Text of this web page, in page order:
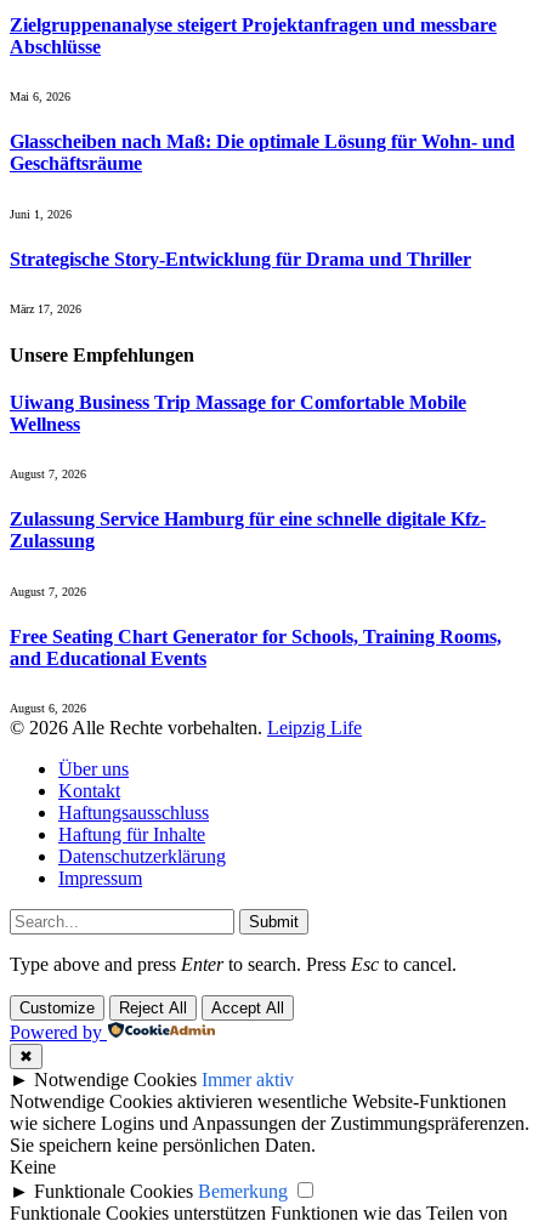
Zielgruppenanalyse steigert Projektanfragen und messbare
Abschlüsse
Mai 6, 2026
Glasscheiben nach Maß: Die optimale Lösung für Wohn- und
Geschäftsräume
Juni 1, 2026
Strategische Story-Entwicklung für Drama und Thriller
März 17, 2026
Unsere Empfehlungen
Uiwang Business Trip Massage for Comfortable Mobile
Wellness
August 7, 2026
Zulassung Service Hamburg für eine schnelle digitale Kfz-
Zulassung
August 7, 2026
Free Seating Chart Generator for Schools, Training Rooms,
and Educational Events
August 6, 2026
© 2026 Alle Rechte vorbehalten. Leipzig Life
Über uns
Kontakt
Haftungsausschluss
Haftung für Inhalte
Datenschutzerklärung
Impressum
Submit
Type above and press Enterto search. Press Esc to cancel.
Customize Reject All Accept All
Powered by
✖
► Notwendige Cookies Immer aktiv
Notwendige Cookies aktivieren wesentliche Website-Funktionen
wie sichere Logins und Anpassungen der Zustimmungspräferenzen.
Sie speichern keine persönlichen Daten.
Keine
► Funktionale Cookies Bemerkung
Funktionale Cookies unterstützen Funktionen wie das Teilen von